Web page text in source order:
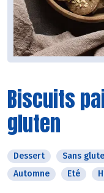
Biscuits
gluten
Dessert Sans
Automne
Eté